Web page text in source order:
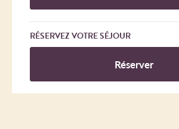
RÉSERVEZ VOTRE SÉJOUR
Réserver